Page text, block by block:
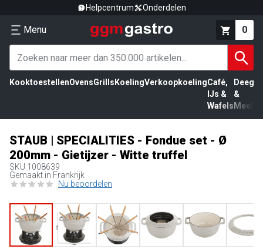
Helpcentrum Onderdelen
Menu 0
KooktoestellenOvensGrills KoelingVerkoopkoelingCafé,
IJs &
Wafels
Deeg
&
Meel
STAUB | SPECIALITIES - Fondue set - Ø
200mm - Gietijzer - Witte truffel
SKU 1008639
Gemaakt in Frankrijk
Nu beoordelen